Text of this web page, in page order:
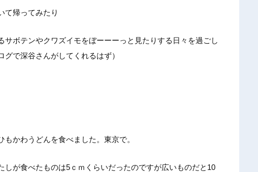
て帰ってみたり
サボテンやクワズイモをぼーーーっと見たりする日々を過ごし
で深谷さんがしてくれるはず）
かわうどんを食べました。東京で。
しが食べたものは5ｃｍくらいだったのですが広いものだと10